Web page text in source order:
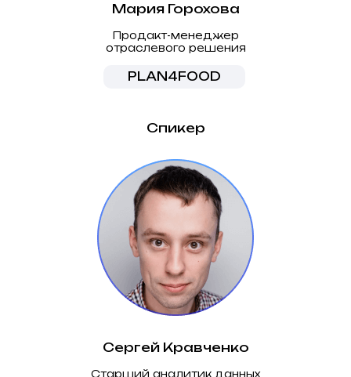
Мария Горохова
Продакт-менеджер
отраслевого решения
PLAN4FOOD
Спикер
Сергей Кравченко
Старший аналитик данных